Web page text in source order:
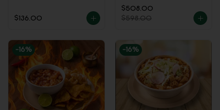
SALSA)
$136.00
ENVÍA FRÍO)
$508.00
$598.00
-16% -16%